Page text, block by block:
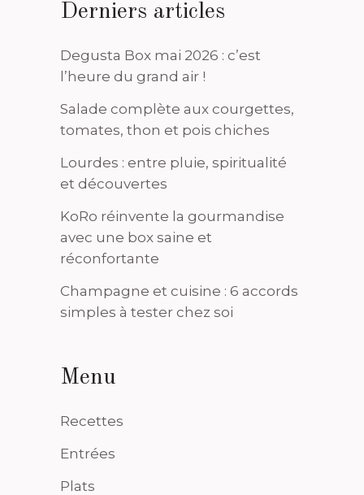
Derniers articles
Degusta Box mai 2026 : c’est
l’heure du grand air !
Salade complète aux courgettes,
tomates, thon et pois chiches
Lourdes : entre pluie, spiritualité
et découvertes
KoRo réinvente la gourmandise
avec une box saine et
réconfortante
Champagne et cuisine : 6 accords
simples à tester chez soi
Menu
Recettes
Entrées
Plats